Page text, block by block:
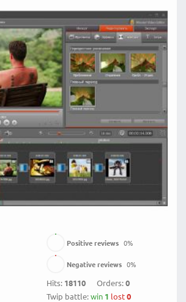
Positive reviews 0%
Negative reviews 0%
Hits: 18110 Orders:0
Twip battle:win 1 lost0